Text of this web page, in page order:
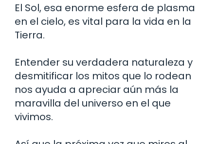
El Sol, esa enorme esfera de plasma
en el cielo, es vital para la vida en la
Tierra.
Entender su verdadera naturaleza y
desmitificar los mitos que lo rodean
nos ayuda a apreciar aún más la
maravilla del universo en el que
vivimos.